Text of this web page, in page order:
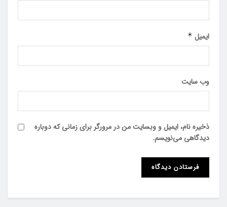
ایمیل *
وب‌ سایت
ذخیره نام، ایمیل و وبسایت من در مرورگر برای زمانی که دوباره
دیدگاهی می‌نویسم.